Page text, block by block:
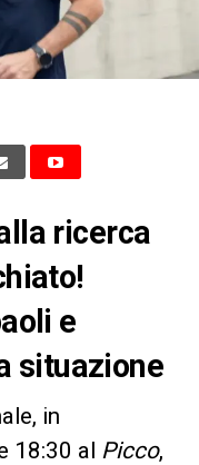
ricerca
e
situazione
in
18:30 al Picco,